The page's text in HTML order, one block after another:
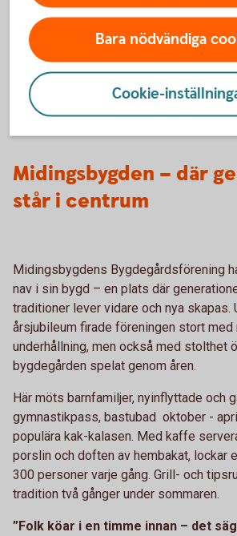
fortfarande kan dela dem,” säger
funnits med i föreningen länge.
Med sitt nära samarbete med Musik i
publik fortsätter föreningen att visa att
vara stora kulturscener – om viljan och
Midingsbygden – där
står i centrum
Midingsbygdens Bygdegårdsförening
nav i sin bygd – en plats där
traditioner lever vidare och nya skapas.
årsjubileum firade föreningen stort med
underhållning, men också med stolthet
bygdegården spelat genom åren.
Här möts barnfamiljer, nyinflyttade och
gymnastikpass, bastubad oktober -
populära kak-kalasen. Med kaffe
porslin och doften av hembakat, lockar
300 personer varje gång. Grill- och
tradition två gånger under sommaren.
”Folk köar i en timme innan – det
Bara nödvändiga
Cookie-